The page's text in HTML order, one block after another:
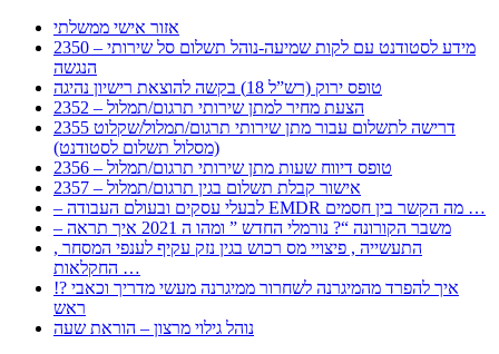
אזור אישי ממשלתי
2350 – מידע לסטודנט עם לקות שמיעה-נוהל תשלום סל שירותי
הנגשה
טופס ירוק (רש”ל 18) בקשה להוצאת רישיון נהיגה
2352 – הצעת מחיר למתן שירותי תרגום/תמלול
2355 דרישה לתשלום עבור מתן שירותי תרגום/תמלול/שקלוט
(מסלול תשלום לסטודנט)
2356 – טופס דיווח שעות מתן שירותי תרגום/תמלול
2357 – אישור קבלת תשלום בגין תרגום/תמלול
– לבעלי עסקים ובעולם העבודה EMDR מה הקשר בין חסמים …
– משבר הקורונה “? נורמלי החדש ” ומהו ה 2021 איך תראה
, התעשייה , פיצויי מס רכוש בגין נזק עקיף לענפי המסחר
החקלאות …
!? איך להפרד מהמיגרנה לשחרור ממיגרנה מעשי מדריך וכאבי
ראש
נוהל גילוי מרצון – הוראת שעה